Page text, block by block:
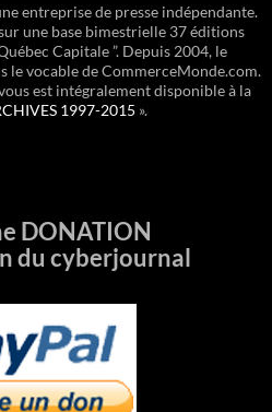
entreprise de presse indépendante.
une base bimestrielle 37 éditions
Capitale ”. Depuis 2004, le
le vocable de CommerceMonde.com.
est intégralement disponible à la
1997-2015 ».
DONATION
du cyberjournal